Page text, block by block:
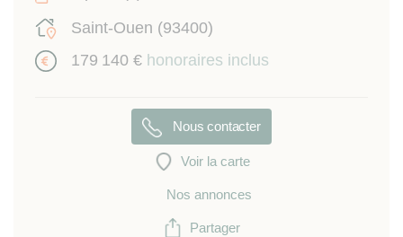
Saint-Ouen (93400)
179 140 € honoraires inclus
Nous contacter
Voir la carte
Nos annonces
Partager